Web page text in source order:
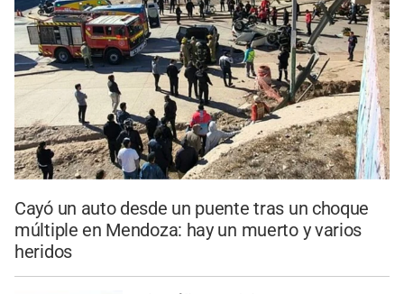
Cayó un auto desde un puente tras un choque
múltiple en Mendoza: hay un muerto y varios
heridos